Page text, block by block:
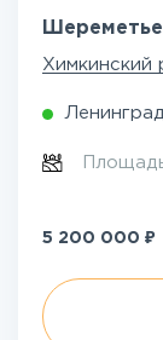
Химкинский
5 200 000 ₽